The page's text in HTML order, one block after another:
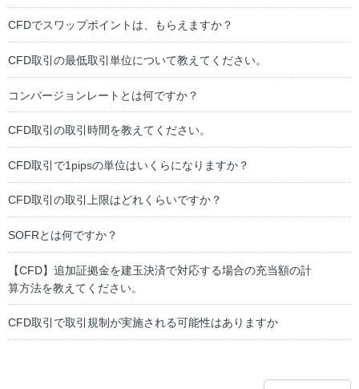
CFDでスワップポイントは、もらえますか？
CFD取引の最低取引単位について教えてください。
コンバージョンレートとは何ですか？
CFD取引の取引時間を教えてください。
CFD取引で1pipsの単位はいくらになりますか？
CFD取引の取引上限はどれくらいですか？
SOFRとは何ですか？
【CFD】追加証拠金を建玉決済で対応する場合の充当額の計
算方法を教えてください。
CFD取引で取引規制が実施される可能性はありますか